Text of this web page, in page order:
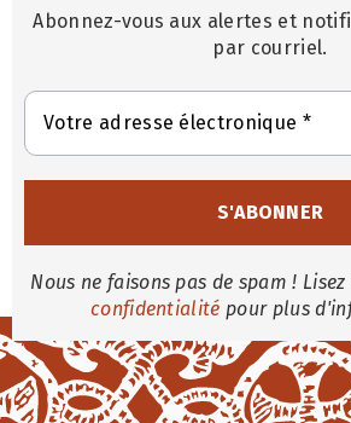
Abonnez-vous aux alertes et
par courriel.
Nous ne faisons pas de spam !
confidentialité pour plus